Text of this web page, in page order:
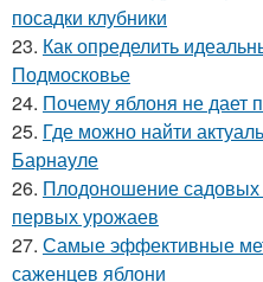
посадки клубники
23. Как определить
Подмосковье
24. Почему яблоня не дает
25. Где можно найти
Барнауле
26. Плодоношение садовых
первых урожаев
27. Самые эффективные
саженцев яблони